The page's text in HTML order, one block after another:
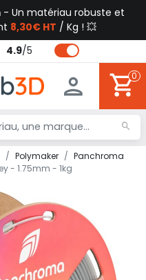
- Un matériau robuste et
8,30€ HT / Kg ! 💥
4.9/5
0
Polymaker
Panchroma
- 1.75mm - 1kg